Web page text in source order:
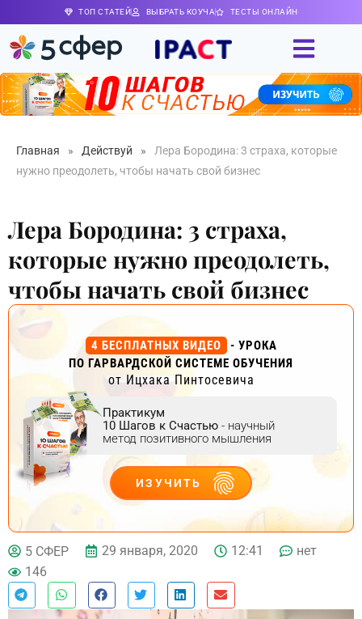
ТОП СТАТЕЙ ВЫБРАТЬ КОУЧА ТЕСТЫ ОНЛАЙН
Главная » Действуй »
Лера Бородина: 3 страха, которые
нужно преодолеть, чтобы начать свой бизнес
Лера Бородина: 3 страха,
которые нужно преодолеть,
чтобы начать свой бизнес
4 БЕСПЛАТНЫХ ВИДЕО
- УРОКА
ПО ГАРВАРДСКОЙ СИСТЕМЕ ОБУЧЕНИЯ
от Ицхака Пинтосевича
Практикум
10 Шагов к Счастью - научный
метод позитивного мышления
ИЗУЧИТЬ
ДЕЙСТВУЙ
5 СФЕР 29 января, 2020 12:41
нет
146